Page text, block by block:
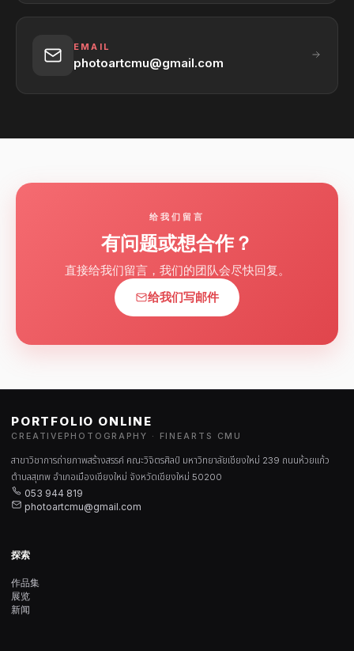
EMAIL
photoartcmu@gmail.com
给我们留言
有问题或想合作？
直接给我们留言，我们的团队会尽快回复。
给我们写邮件
PORTFOLIO ONLINE
CREATIVEPHOTOGRAPHY · FINEARTS CMU
สาขาวิชาการถ่ายภาพสร้างสรรค์ คณะวิจิตรศิลป์ มหาวิทยาลัยเชียงใหม่ 239 ถนนห้วยแก้ว
ตำบลสุเทพ อำเภอเมืองเชียงใหม่ จังหวัดเชียงใหม่ 50200
053 944 819
photoartcmu@gmail.com
探索
作品集
展览
新闻